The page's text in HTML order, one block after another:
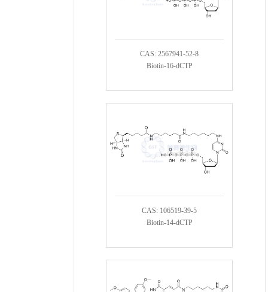
CAS: 2567941-52-8
Biotin-16-dCTP
CAS: 106519-39-5
Biotin-14-dCTP